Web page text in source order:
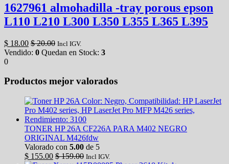
1627961 almohadilla -tray porous epson
L110 L210 L300 L350 L355 L365 L395
$ 18.00 $20.00 Incl IGV.
Vendido: 0 Quedan en Stock: 3
0
Productos mejor valorados
TONER HP 26A CF226A PARA M402 NEGRO
ORIGINAL M426fdw
Valorado con 5.00 de 5
$ 155.00 $159.00 Incl IGV.